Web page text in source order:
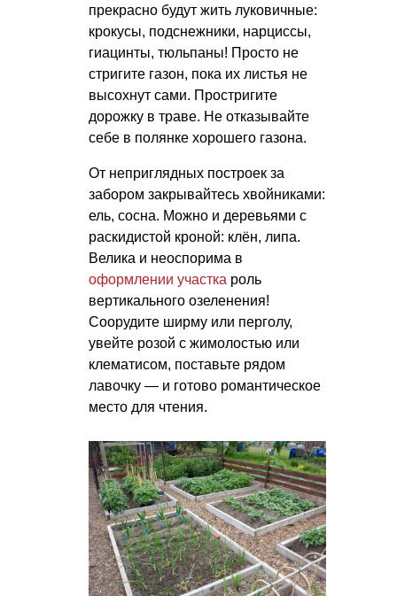
прекрасно будут жить луковичные:
крокусы, подснежники, нарциссы,
гиацинты, тюльпаны! Просто не
стригите газон, пока их листья не
высохнут сами. Простригите
дорожку в траве. Не отказывайте
себе в полянке хорошего газона.
От неприглядных построек за
забором закрывайтесь хвойниками:
ель, сосна. Можно и деревьями с
раскидистой кроной: клён, липа.
Велика и неоспорима в
оформлении участка роль
вертикального озеленения!
Соорудите ширму или перголу,
увейте розой с жимолостью или
клематисом, поставьте рядом
лавочку — и готово романтическое
место для чтения.